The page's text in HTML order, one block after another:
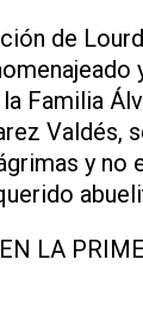
de
Familia
Valdés,
y no
LA